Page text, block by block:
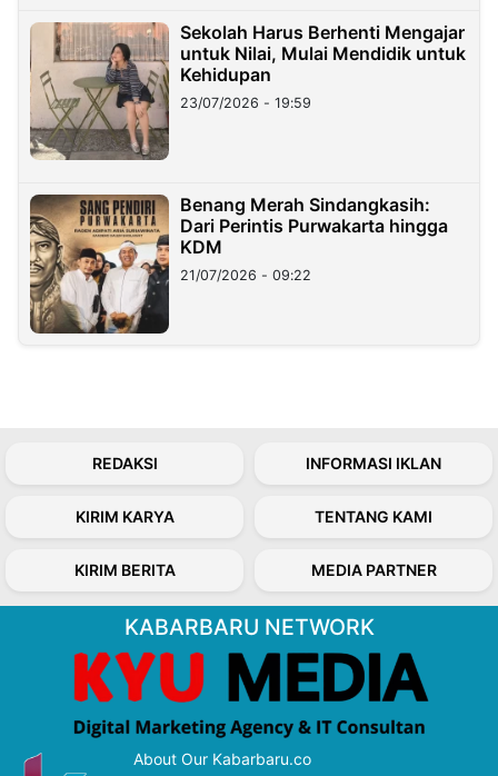
Sekolah Harus Berhenti Mengajar
untuk Nilai, Mulai Mendidik untuk
Kehidupan
23/07/2026 - 19:59
Benang Merah Sindangkasih:
Dari Perintis Purwakarta hingga
KDM
21/07/2026 - 09:22
REDAKSI INFORMASI IKLAN
KIRIM KARYA TENTANG KAMI
KIRIM BERITA MEDIA PARTNER
KABARBARU NETWORK
About Our Kabarbaru.co